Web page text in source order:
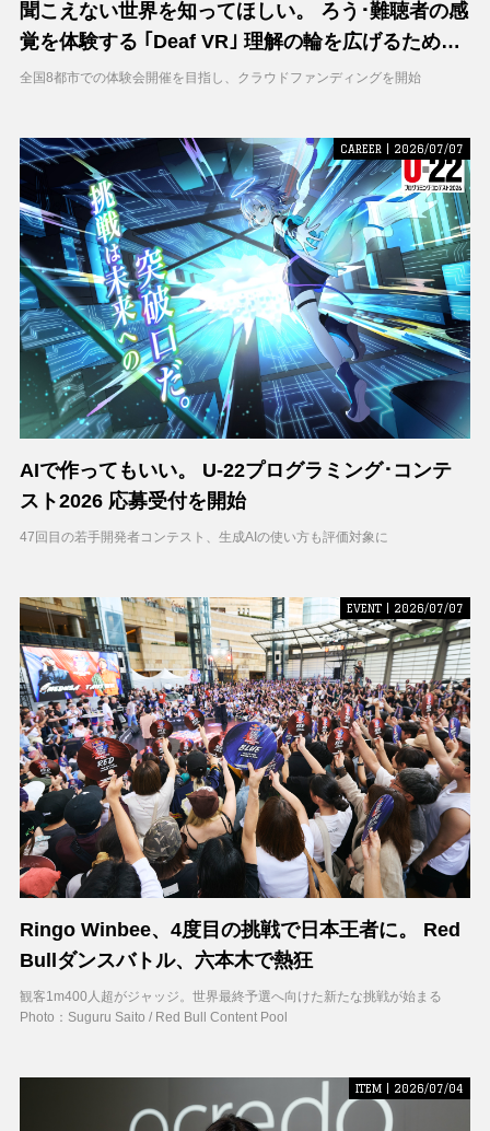
聞こえない世界を知ってほしい。 ろう･難聴者の感
覚を体験する ｢Deaf VR｣ 理解の輪を広げるため支
援募集を開始
全国8都市での体験会開催を目指し、クラウドファンディングを開始
CAREER | 2026/07/07
AIで作ってもいい。 U-22プログラミング･コンテ
スト2026 応募受付を開始
47回目の若手開発者コンテスト、生成AIの使い方も評価対象に
EVENT | 2026/07/07
Ringo Winbee、4度目の挑戦で日本王者に。 Red
Bullダンスバトル、六本木で熱狂
観客1m400人超がジャッジ。世界最終予選へ向けた新たな挑戦が始まる
Photo：Suguru Saito / Red Bull Content Pool
ITEM | 2026/07/04